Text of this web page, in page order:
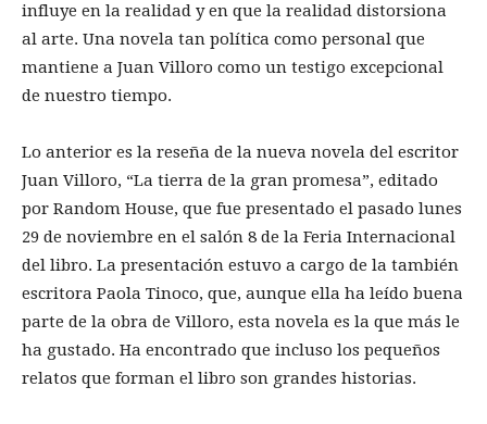
influye en la realidad y en que la realidad distorsiona
al arte. Una novela tan política como personal que
mantiene a Juan Villoro como un testigo excepcional
de nuestro tiempo.
Lo anterior es la reseña de la nueva novela del escritor
Juan Villoro, “La tierra de la gran promesa”, editado
por Random House, que fue presentado el pasado lunes
29 de noviembre en el salón 8 de la Feria Internacional
del libro. La presentación estuvo a cargo de la también
escritora Paola Tinoco, que, aunque ella ha leído buena
parte de la obra de Villoro, esta novela es la que más le
ha gustado. Ha encontrado que incluso los pequeños
relatos que forman el libro son grandes historias.